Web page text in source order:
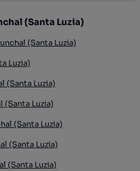
(Santa Luzia)
(Santa Luzia)
Luzia)
(Santa Luzia)
(Santa Luzia)
(Santa Luzia)
(Santa Luzia)
(Santa Luzia)